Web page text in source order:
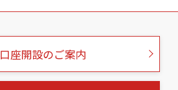
口座開設のご案内